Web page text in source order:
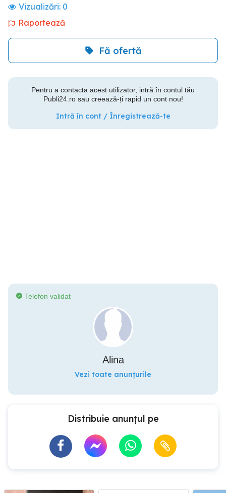
Vizualizări: 0
Raportează
Fă ofertă
Pentru a contacta acest utilizator, intră în contul tău
Publi24.ro sau creează-ți rapid un cont nou!
Intră în cont / Înregistrează-te
Telefon validat
Alina
Vezi toate anunțurile
Distribuie anunțul pe